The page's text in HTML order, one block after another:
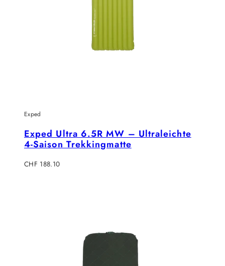
Exped
Exped Ultra 6.5R MW – Ultraleichte
4-Saison Trekkingmatte
Verkaufspreis
CHF 188.10